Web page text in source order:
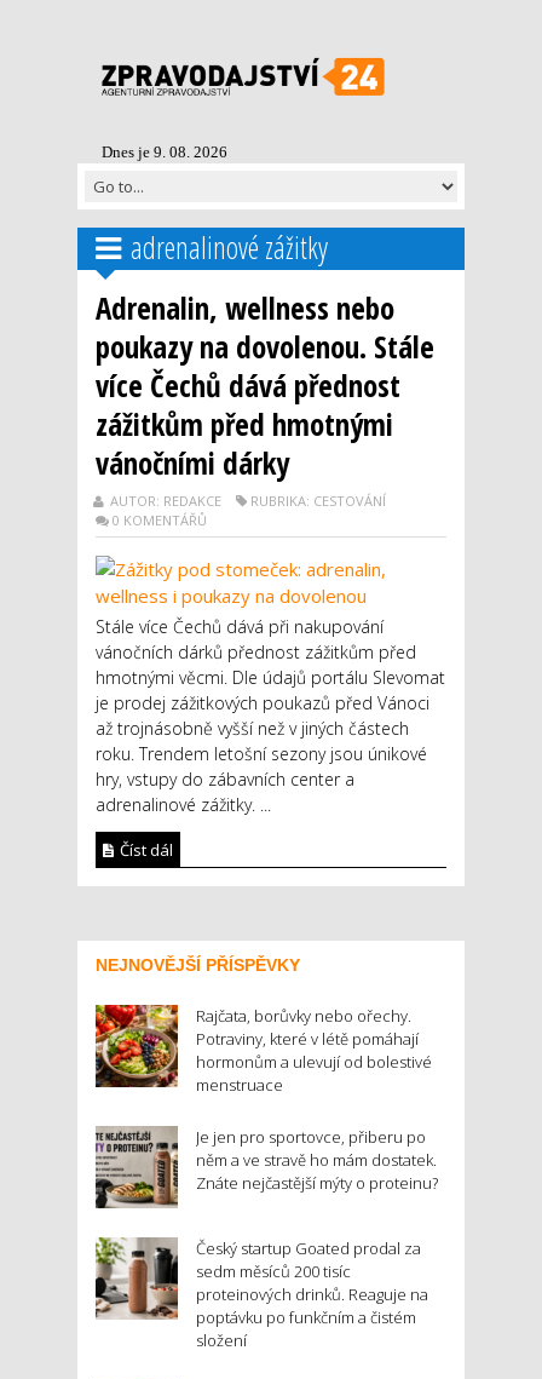
Dnes je 9. 08. 2026
adrenalinové zážitky
Adrenalin, wellness nebo
poukazy na dovolenou. Stále
více Čechů dává přednost
zážitkům před hmotnými
vánočními dárky
AUTOR: REDAKCE
RUBRIKA: CESTOVÁNÍ
0 KOMENTÁŘŮ
Stále více Čechů dává při nakupování
vánočních dárků přednost zážitkům před
hmotnými věcmi. Dle údajů portálu Slevomat
je prodej zážitkových poukazů před Vánoci
až trojnásobně vyšší než v jiných částech
roku. Trendem letošní sezony jsou únikové
hry, vstupy do zábavních center a
adrenalinové zážitky. ...
Číst dál
NEJNOVĚJŠÍ PŘÍSPĚVKY
Rajčata, borůvky nebo ořechy.
Potraviny, které v létě pomáhají
hormonům a ulevují od bolestivé
menstruace
Je jen pro sportovce, přiberu po
něm a ve stravě ho mám dostatek.
Znáte nejčastější mýty o proteinu?
Český startup Goated prodal za
sedm měsíců 200 tisíc
proteinových drinků. Reaguje na
poptávku po funkčním a čistém
složení